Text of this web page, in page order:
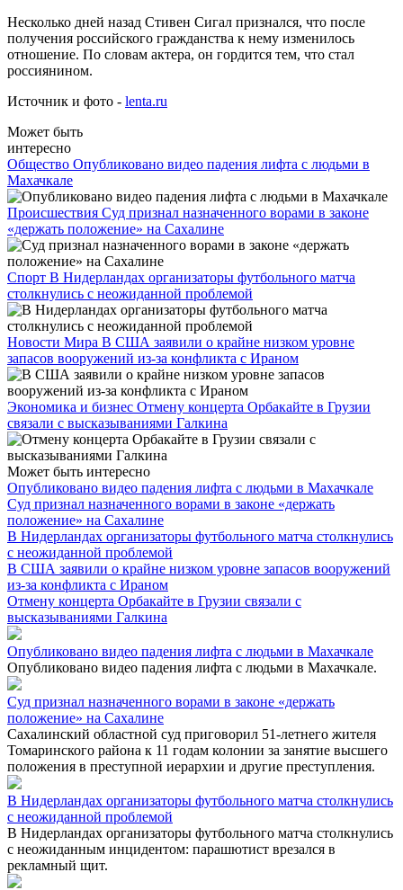
Несколько дней назад Стивен Сигал признался, что после
получения российского гражданства к нему изменилось
отношение. По словам актера, он гордится тем, что стал
россиянином.
Источник и фото - lenta.ru
Может быть
интересно
Общество Опубликовано видео падения лифта с людьми в
Махачкале
Происшествия Суд признал назначенного ворами в законе
«держать положение» на Сахалине
Спорт В Нидерландах организаторы футбольного матча
столкнулись с неожиданной проблемой
Новости Мира В США заявили о крайне низком уровне
запасов вооружений из-за конфликта с Ираном
Экономика и бизнес Отмену концерта Орбакайте в Грузии
связали с высказываниями Галкина
Может быть интересно
Опубликовано видео падения лифта с людьми в Махачкале
Суд признал назначенного ворами в законе «держать
положение» на Сахалине
В Нидерландах организаторы футбольного матча столкнулись
с неожиданной проблемой
В США заявили о крайне низком уровне запасов вооружений
из-за конфликта с Ираном
Отмену концерта Орбакайте в Грузии связали с
высказываниями Галкина
Опубликовано видео падения лифта с людьми в Махачкале
Опубликовано видео падения лифта с людьми в Махачкале.
Суд признал назначенного ворами в законе «держать
положение» на Сахалине
Сахалинский областной суд приговорил 51-летнего жителя
Томаринского района к 11 годам колонии за занятие высшего
положения в преступной иерархии и другие преступления.
В Нидерландах организаторы футбольного матча столкнулись
с неожиданной проблемой
В Нидерландах организаторы футбольного матча столкнулись
с неожиданным инцидентом: парашютист врезался в
рекламный щит.